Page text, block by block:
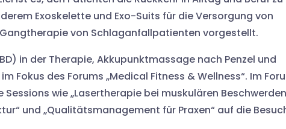
Exoskelette und Exo-Suits für die Versorgung von
von Schlaganfallpatienten vorgestellt.
in der Therapie, Akkupunktmassage nach Penzel und
Fokus des Forums „Medical Fitness & Wellness“. Im
wie „Lasertherapie bei muskulären
und „Qualitätsmanagement für Praxen“ auf die